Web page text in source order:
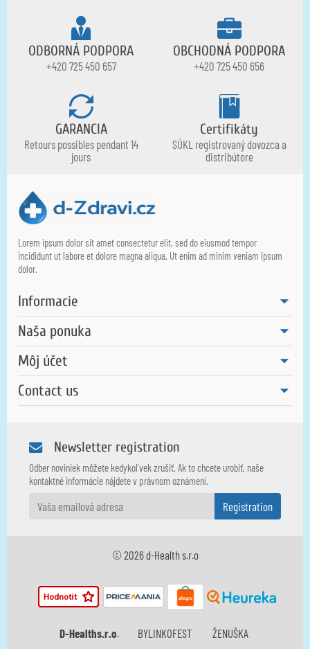
ODBORNÁ PODPORA
+420 725 450 657
OBCHODNÁ PODPORA
+420 725 450 656
GARANCIA
Retours possibles pendant 14
jours
Certifikáty
SÚKL registrovaný dovozca a
distribútore
Lorem ipsum dolor sit amet consectetur elit, sed do eiusmod tempor
incididunt ut labore et dolore magna aliqua. Ut enim ad minim veniam ipsum
dolor.
Informacie
Naša ponuka
Môj účet
Contact us
Newsletter registration
Odber noviniek môžete kedykoľvek zrušiť. Ak to chcete urobiť, naše
kontaktné informácie nájdete v právnom oznámení.
© 2026 d-Health s.r.o
D-Healths.r.o. BYLINKOFEST ŽENUŠKA